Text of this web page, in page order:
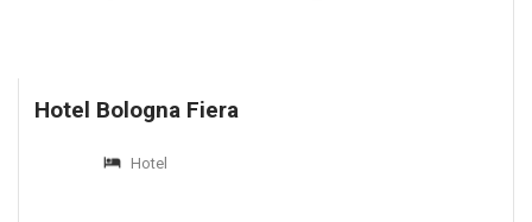
Hotel Bologna Fiera
Hotel